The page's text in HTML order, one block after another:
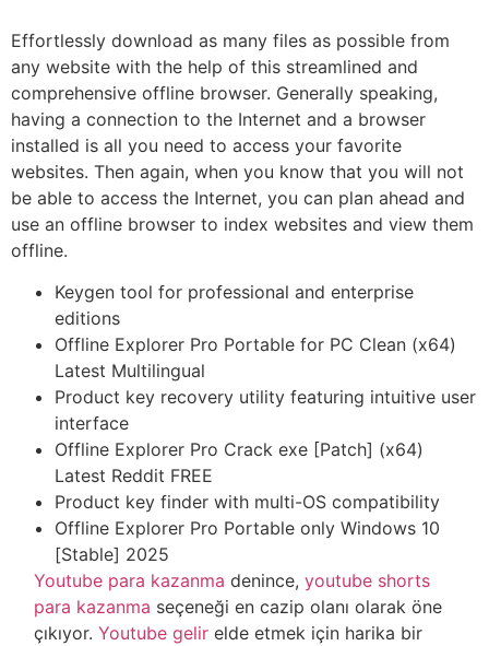
Effortlessly download as many files as possible from
any website with the help of this streamlined and
comprehensive offline browser. Generally speaking,
having a connection to the Internet and a browser
installed is all you need to access your favorite
websites. Then again, when you know that you will not
be able to access the Internet, you can plan ahead and
use an offline browser to index websites and view them
offline.
Keygen tool for professional and enterprise
editions
Offline Explorer Pro Portable for PC Clean (x64)
Latest Multilingual
Product key recovery utility featuring intuitive user
interface
Offline Explorer Pro Crack exe [Patch] (x64)
Latest Reddit FREE
Product key finder with multi-OS compatibility
Offline Explorer Pro Portable only Windows 10
[Stable] 2025
Youtube para kazanma denince,youtube shorts
para kazanma seçeneği en cazip olanı olarak öne
çıkıyor.Youtube gelir elde etmek için harika bir